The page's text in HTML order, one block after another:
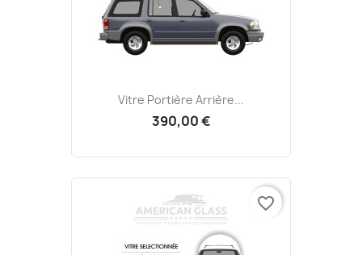
Vitre Portière Arrière...
390,00 €
favorite_border